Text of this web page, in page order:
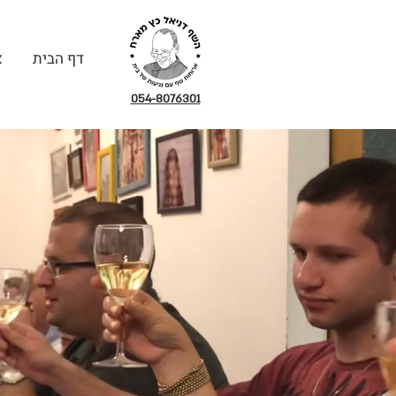
דף הבית
054-8076301